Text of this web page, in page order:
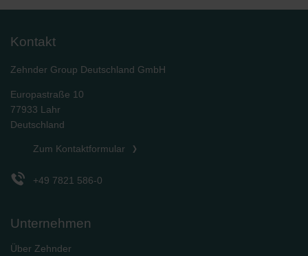
Kontakt
Zehnder Group Deutschland GmbH
Europastraße 10
77933 Lahr
Deutschland
Zum Kontaktformular
+49 7821 586-0
Unternehmen
Über Zehnder